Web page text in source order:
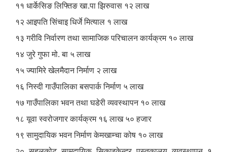
११ धार्केसिङ लिफ्तिङ खा.पा झिरुवास १२ लाख
१२ आइपति सिंचाइ धिर्जे मित्याल १ लाख
१३ गरीवि निर्वारण तथा सामाजिक परिचालन कार्यक्रम १० लाख
१४ जुरे गुफा मो. बा ५ लाख
१५ ज्यामिरे खेलमैदान निर्माण २ लाख
१६ निस्दी गाउँपालिका बसपार्क निर्माण ५ लाख
१७ गाउँपालिका भवन तथा घडेरी व्यवस्थापन १० लाख
१८ यूवा स्वरोजगार कार्यक्रम १६ लाख ५० हजार
१९ सामुदायिक भवन निर्माण केमखाम्चा कोष १० लाख